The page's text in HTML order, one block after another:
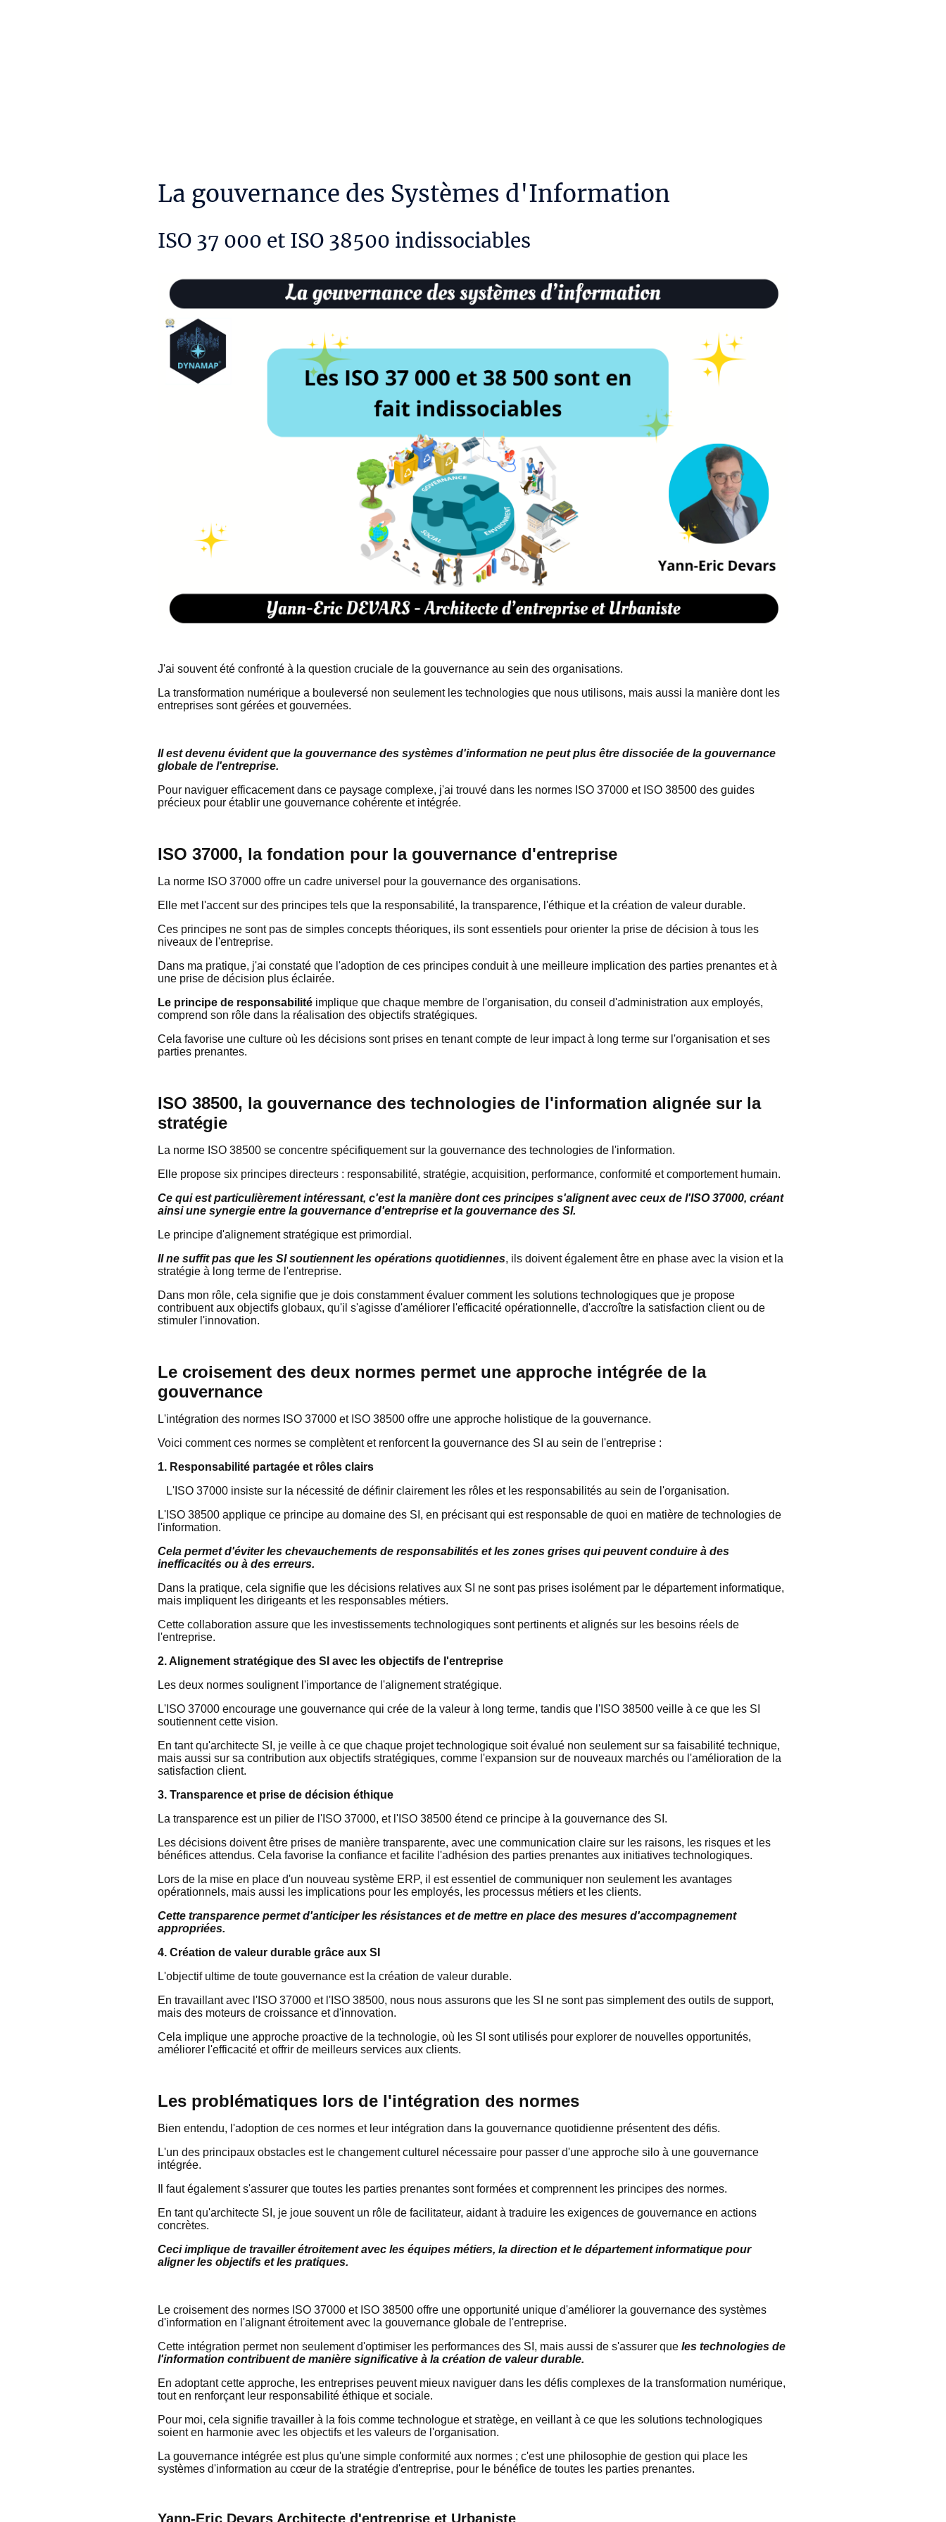
La gouvernance des Systèmes d'Information
ISO 37 000 et ISO 38500 indissociables
J'ai souvent été confronté à la question cruciale de la gouvernance au sein des organisations.
La transformation numérique a bouleversé non seulement les technologies que nous utilisons, mais aussi la manière dont les
entreprises sont gérées et gouvernées.
Il est devenu évident que la gouvernance des systèmes d'information ne peut plus être dissociée de la gouvernance
globale de l'entreprise.
Pour naviguer efficacement dans ce paysage complexe, j'ai trouvé dans les normes ISO 37000 et ISO 38500 des guides
précieux pour établir une gouvernance cohérente et intégrée.
ISO 37000, la fondation pour la gouvernance d'entreprise
La norme ISO 37000 offre un cadre universel pour la gouvernance des organisations.
Elle met l'accent sur des principes tels que la responsabilité, la transparence, l'éthique et la création de valeur durable.
Ces principes ne sont pas de simples concepts théoriques, ils sont essentiels pour orienter la prise de décision à tous les
niveaux de l'entreprise.
Dans ma pratique, j'ai constaté que l'adoption de ces principes conduit à une meilleure implication des parties prenantes et à
une prise de décision plus éclairée.
Le principe de responsabilité implique que chaque membre de l'organisation, du conseil d'administration aux employés,
comprend son rôle dans la réalisation des objectifs stratégiques.
Cela favorise une culture où les décisions sont prises en tenant compte de leur impact à long terme sur l'organisation et ses
parties prenantes.
ISO 38500, la gouvernance des technologies de l'information alignée sur la
stratégie
La norme ISO 38500 se concentre spécifiquement sur la gouvernance des technologies de l'information.
Elle propose six principes directeurs : responsabilité, stratégie, acquisition, performance, conformité et comportement humain.
Ce qui est particulièrement intéressant, c'est la manière dont ces principes s'alignent avec ceux de l'ISO 37000, créant
ainsi une synergie entre la gouvernance d'entreprise et la gouvernance des SI.
Le principe d'alignement stratégique est primordial.
Il ne suffit pas que les SI soutiennent les opérations quotidiennes, ils doivent également être en phase avec la vision et la
stratégie à long terme de l'entreprise.
Dans mon rôle, cela signifie que je dois constamment évaluer comment les solutions technologiques que je propose
contribuent aux objectifs globaux, qu'il s'agisse d'améliorer l'efficacité opérationnelle, d'accroître la satisfaction client ou de
stimuler l'innovation.
Le croisement des deux normes permet une approche intégrée de la
gouvernance
L'intégration des normes ISO 37000 et ISO 38500 offre une approche holistique de la gouvernance.
Voici comment ces normes se complètent et renforcent la gouvernance des SI au sein de l'entreprise :
1. Responsabilité partagée et rôles clairs
L'ISO 37000 insiste sur la nécessité de définir clairement les rôles et les responsabilités au sein de l'organisation.
L'ISO 38500 applique ce principe au domaine des SI, en précisant qui est responsable de quoi en matière de technologies de
l'information.
Cela permet d'éviter les chevauchements de responsabilités et les zones grises qui peuvent conduire à des
inefficacités ou à des erreurs.
Dans la pratique, cela signifie que les décisions relatives aux SI ne sont pas prises isolément par le département informatique,
mais impliquent les dirigeants et les responsables métiers.
Cette collaboration assure que les investissements technologiques sont pertinents et alignés sur les besoins réels de
l'entreprise.
2. Alignement stratégique des SI avec les objectifs de l'entreprise
Les deux normes soulignent l'importance de l'alignement stratégique.
L'ISO 37000 encourage une gouvernance qui crée de la valeur à long terme, tandis que l'ISO 38500 veille à ce que les SI
soutiennent cette vision.
En tant qu'architecte SI, je veille à ce que chaque projet technologique soit évalué non seulement sur sa faisabilité technique,
mais aussi sur sa contribution aux objectifs stratégiques, comme l'expansion sur de nouveaux marchés ou l'amélioration de la
satisfaction client.
3. Transparence et prise de décision éthique
La transparence est un pilier de l'ISO 37000, et l'ISO 38500 étend ce principe à la gouvernance des SI.
Les décisions doivent être prises de manière transparente, avec une communication claire sur les raisons, les risques et les
bénéfices attendus. Cela favorise la confiance et facilite l'adhésion des parties prenantes aux initiatives technologiques.
Lors de la mise en place d'un nouveau système ERP, il est essentiel de communiquer non seulement les avantages
opérationnels, mais aussi les implications pour les employés, les processus métiers et les clients.
Cette transparence permet d'anticiper les résistances et de mettre en place des mesures d'accompagnement
appropriées.
4. Création de valeur durable grâce aux SI
L'objectif ultime de toute gouvernance est la création de valeur durable.
En travaillant avec l'ISO 37000 et l'ISO 38500, nous nous assurons que les SI ne sont pas simplement des outils de support,
mais des moteurs de croissance et d'innovation.
Cela implique une approche proactive de la technologie, où les SI sont utilisés pour explorer de nouvelles opportunités,
améliorer l'efficacité et offrir de meilleurs services aux clients.
Les problématiques lors de l'intégration des normes
Bien entendu, l'adoption de ces normes et leur intégration dans la gouvernance quotidienne présentent des défis.
L'un des principaux obstacles est le changement culturel nécessaire pour passer d'une approche silo à une gouvernance
intégrée.
Il faut également s'assurer que toutes les parties prenantes sont formées et comprennent les principes des normes.
En tant qu'architecte SI, je joue souvent un rôle de facilitateur, aidant à traduire les exigences de gouvernance en actions
concrètes.
Ceci implique de travailler étroitement avec les équipes métiers, la direction et le département informatique pour
aligner les objectifs et les pratiques.
Le croisement des normes ISO 37000 et ISO 38500 offre une opportunité unique d'améliorer la gouvernance des systèmes
d'information en l'alignant étroitement avec la gouvernance globale de l'entreprise.
Cette intégration permet non seulement d'optimiser les performances des SI, mais aussi de s'assurer que les technologies de
l'information contribuent de manière significative à la création de valeur durable.
En adoptant cette approche, les entreprises peuvent mieux naviguer dans les défis complexes de la transformation numérique,
tout en renforçant leur responsabilité éthique et sociale.
Pour moi, cela signifie travailler à la fois comme technologue et stratège, en veillant à ce que les solutions technologiques
soient en harmonie avec les objectifs et les valeurs de l'organisation.
La gouvernance intégrée est plus qu'une simple conformité aux normes ; c'est une philosophie de gestion qui place les
systèmes d'information au cœur de la stratégie d'entreprise, pour le bénéfice de toutes les parties prenantes.
Yann-Eric Devars Architecte d'entreprise et Urbaniste